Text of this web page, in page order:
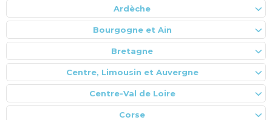
Ardèche
Bourgogne et Ain
Bretagne
Centre, Limousin et Auvergne
Centre-Val de Loire
Corse